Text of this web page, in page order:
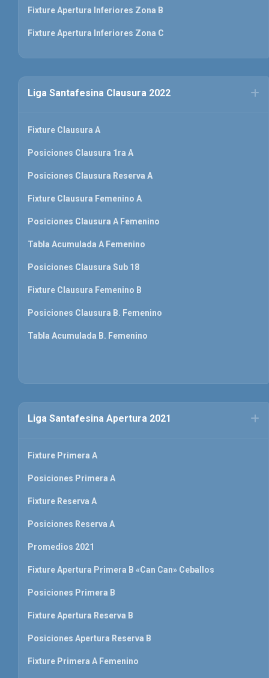
Fixture Apertura Inferiores Zona B
Fixture Apertura Inferiores Zona C
Liga Santafesina Clausura 2022
Fixture Clausura A
Posiciones Clausura 1ra A
Posiciones Clausura Reserva A
Fixture Clausura Femenino A
Posiciones Clausura A Femenino
Tabla Acumulada A Femenino
Posiciones Clausura Sub 18
Fixture Clausura Femenino B
Posiciones Clausura B. Femenino
Tabla Acumulada B. Femenino
Liga Santafesina Apertura 2021
Fixture Primera A
Posiciones Primera A
Fixture Reserva A
Posiciones Reserva A
Promedios 2021
Fixture Apertura Primera B «Can Can» Ceballos
Posiciones Primera B
Fixture Apertura Reserva B
Posiciones Apertura Reserva B
Fixture Primera A Femenino